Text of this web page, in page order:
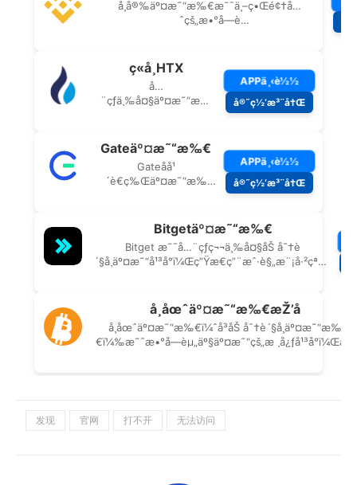
发现 官网 打不开 无法访问